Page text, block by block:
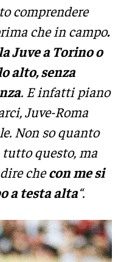
comprendere
che in campo.
Juve a Torino o
alto, senza
. E infatti piano
Juve-Roma
Non so quanto
tutto questo, ma
checon me si
a testa alta“.